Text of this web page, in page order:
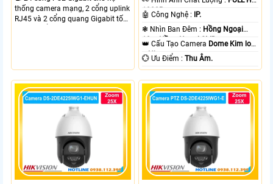
thống camera mạng, 2 cổng uplink
RJ45 và 2 cổng quang Gigabit tốc
1080P .
🤖️ Công Nghệ : IP.
❃ Nhìn Ban Đêm : Hồng Ngoại
10m Hồng Ngoại SMD.
👑 Cấu Tạo Camera Dome Kim loại
+ Nhựa.
️💮 Ưu Điểm :Thu Âm.